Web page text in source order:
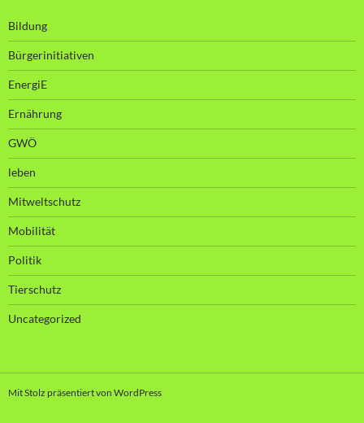
Bildung
Bürgerinitiativen
EnergiE
Ernährung
GWÖ
leben
Mitweltschutz
Mobilität
Politik
Tierschutz
Uncategorized
Mit Stolz präsentiert von WordPress